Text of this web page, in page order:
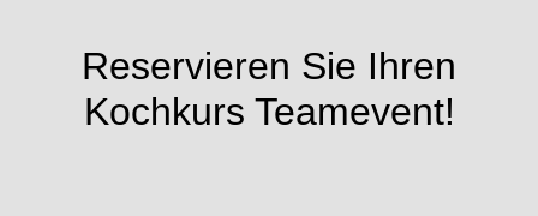
Reservieren Sie Ihren
Kochkurs Teamevent!